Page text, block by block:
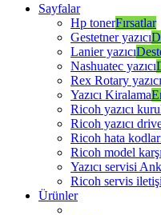
Sayfalar
Hp tonerFırsatlar
Gestetner yazıcı
Lanier yazıcı
Nashuatec yazıcı
Rex Rotary yazıcı
Yazıcı Kiralama
Ricoh yazıcı
Ricoh yazıcı
Ricoh hata
Ricoh model
Yazıcı servisi
Ricoh servis
Ürünler